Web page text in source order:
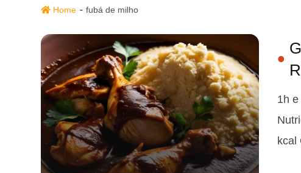
Home - fubá de milho
1h
kcal